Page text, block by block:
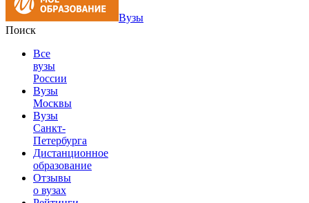
Вузы
Поиск
Все
вузы
России
Вузы
Москвы
Вузы
Санкт-
Петербурга
Дистанционное
образование
Отзывы
о вузах